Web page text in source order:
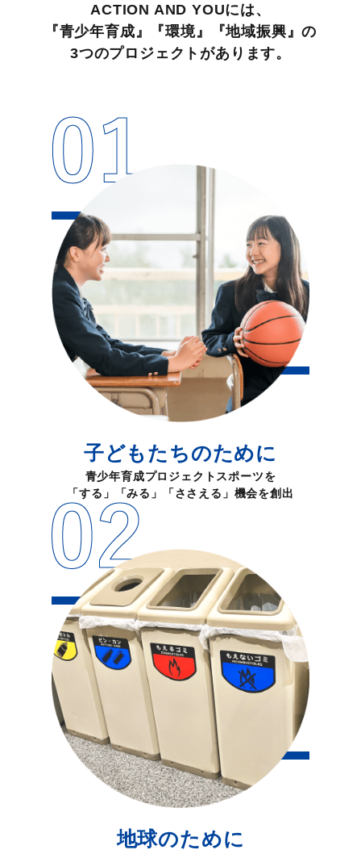
ACTION AND YOUには、
『青少年育成』『環境』『地域振興』の
3つのプロジェクトがあります。
子どもたちのために
青少年育成プロジェクトスポーツを
「する」「みる」「ささえる」機会を創出
地球のために